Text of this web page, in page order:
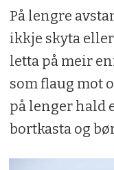
På lengre
ikkje skyta
letta på meir
som flaug mot
på lenger hald
bortkasta og